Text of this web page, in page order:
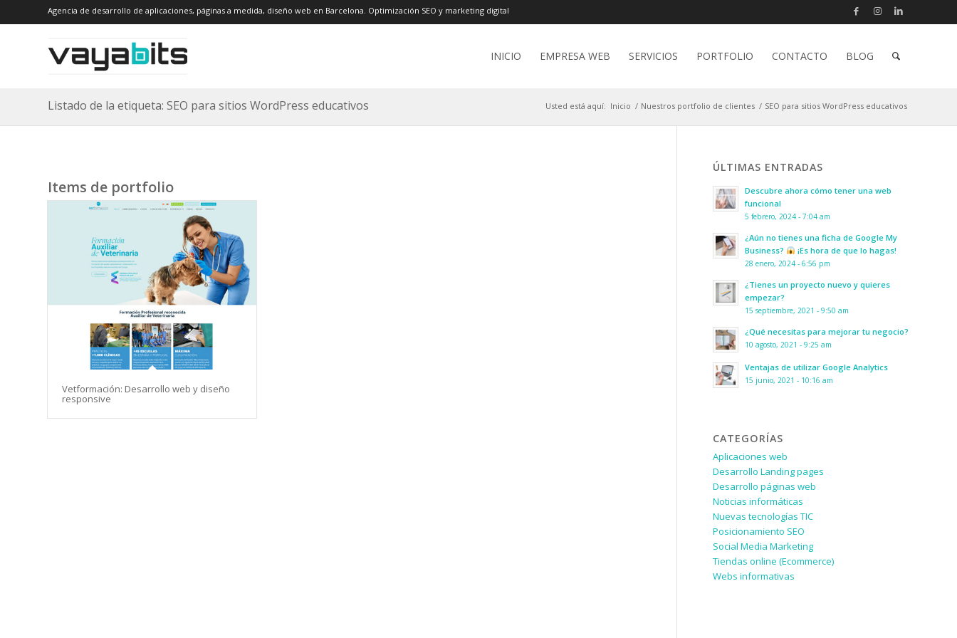
Agencia de desarrollo de aplicaciones, páginas a medida, diseño web en Barcelona. Optimización SEO y marketing digital
INICIO EMPRESA WEB SERVICIOS PORTFOLIO CONTACTO BLOG
Listado de la etiqueta: SEO para sitios WordPress educativos Usted está aquí: Inicio / Nuestros portfolio de clientes / SEO para sitios WordPress educativos
Items de portfolio
Vetformación: Desarrollo web y diseño
responsive
ÚLTIMAS ENTRADAS
Descubre ahora cómo tener una web
funcional
5 febrero, 2024 - 7:04 am
¿Aún no tienes una ficha de Google My
Business?
¡Es hora de que lo hagas!
28 enero, 2024 - 6:56 pm
¿Tienes un proyecto nuevo y quieres
empezar?
15 septiembre, 2021 - 9:50 am
¿Qué necesitas para mejorar tu negocio?
10 agosto, 2021 - 9:25 am
Ventajas de utilizar Google Analytics
15 junio, 2021 - 10:16 am
CATEGORÍAS
Aplicaciones web
Desarrollo Landing pages
Desarrollo páginas web
Noticias informáticas
Nuevas tecnologías TIC
Posicionamiento SEO
Social Media Marketing
Tiendas online (Ecommerce)
Webs informativas